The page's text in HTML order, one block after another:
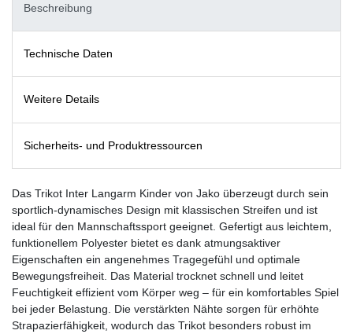
Beschreibung
Technische Daten
Weitere Details
Sicherheits- und Produktressourcen
Das Trikot Inter Langarm Kinder von Jako überzeugt durch sein
sportlich-dynamisches Design mit klassischen Streifen und ist
ideal für den Mannschaftssport geeignet. Gefertigt aus leichtem,
funktionellem Polyester bietet es dank atmungsaktiver
Eigenschaften ein angenehmes Tragegefühl und optimale
Bewegungsfreiheit. Das Material trocknet schnell und leitet
Feuchtigkeit effizient vom Körper weg – für ein komfortables Spiel
bei jeder Belastung. Die verstärkten Nähte sorgen für erhöhte
Strapazierfähigkeit, wodurch das Trikot besonders robust im